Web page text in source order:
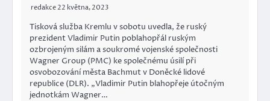
redakce22 května, 2023
Tisková služba Kremlu v sobotu uvedla, že ruský
prezident Vladimir Putin poblahopřál ruským
ozbrojeným silám a soukromé vojenské společnosti
Wagner Group (PMC) ke společnému úsilí při
osvobozování města Bachmut v Doněcké lidové
republice (DLR). „Vladimir Putin blahopřeje útočným
jednotkám Wagner…